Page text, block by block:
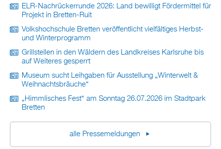
ELR-Nachrückerrunde 2026: Land bewilligt Fördermittel für
Projekt in Bretten-Ruit
Volkshochschule Bretten veröffentlicht vielfältiges Herbst-
und Winterprogramm
Grillstellen in den Wäldern des Landkreises Karlsruhe bis
auf Weiteres gesperrt
Museum sucht Leihgaben für Ausstellung „Winterwelt &
Weihnachtsbräuche“
„Himmlisches Fest“ am Sonntag 26.07.2026 im Stadtpark
Bretten
alle Pressemeldungen